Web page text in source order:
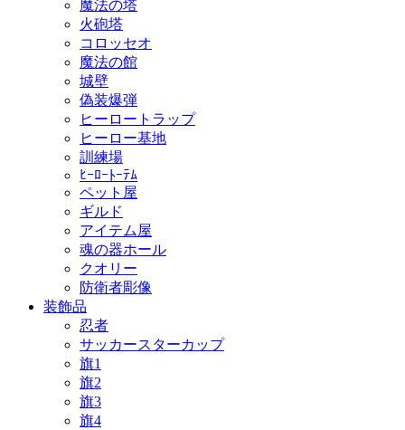
魔法の塔
火砲塔
コロッセオ
魔法の館
城壁
偽装爆弾
ヒーロートラップ
ヒーロー基地
訓練場
ﾋｰﾛｰﾄｰﾃﾑ
ペット屋
ギルド
アイテム屋
魂の器ホール
クオリー
防衛者彫像
装飾品
忍者
サッカースターカップ
旗1
旗2
旗3
旗4